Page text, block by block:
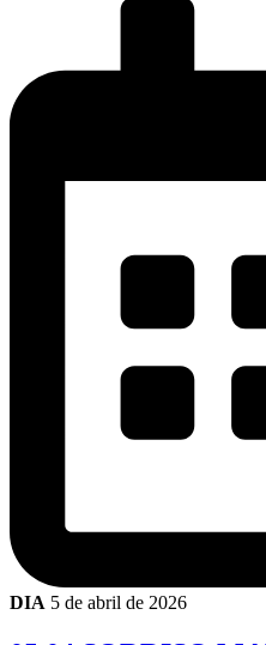
DIA 5 de abril de 2026